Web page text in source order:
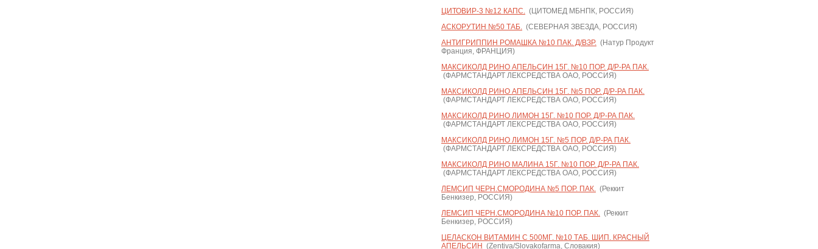
ЦИТОВИР-3 №12 КАПС. (ЦИТОМЕД МБНПК, РОССИЯ)
АСКОРУТИН №50 ТАБ. (СЕВЕРНАЯ ЗВЕЗДА, РОССИЯ)
АНТИГРИППИН РОМАШКА №10 ПАК. Д/ВЗР. (Натур Продукт
Франция, ФРАНЦИЯ)
МАКСИКОЛД РИНО АПЕЛЬСИН 15Г. №10 ПОР. Д/Р-РА ПАК.
(ФАРМСТАНДАРТ ЛЕКСРЕДСТВА ОАО, РОССИЯ)
МАКСИКОЛД РИНО АПЕЛЬСИН 15Г. №5 ПОР. Д/Р-РА ПАК.
(ФАРМСТАНДАРТ ЛЕКСРЕДСТВА ОАО, РОССИЯ)
МАКСИКОЛД РИНО ЛИМОН 15Г. №10 ПОР. Д/Р-РА ПАК.
(ФАРМСТАНДАРТ ЛЕКСРЕДСТВА ОАО, РОССИЯ)
МАКСИКОЛД РИНО ЛИМОН 15Г. №5 ПОР. Д/Р-РА ПАК.
(ФАРМСТАНДАРТ ЛЕКСРЕДСТВА ОАО, РОССИЯ)
МАКСИКОЛД РИНО МАЛИНА 15Г. №10 ПОР. Д/Р-РА ПАК.
(ФАРМСТАНДАРТ ЛЕКСРЕДСТВА ОАО, РОССИЯ)
ЛЕМСИП ЧЕРН.СМОРОДИНА №5 ПОР. ПАК. (Реккит
Бенкизер, РОССИЯ)
ЛЕМСИП ЧЕРН.СМОРОДИНА №10 ПОР. ПАК. (Реккит
Бенкизер, РОССИЯ)
ЦЕЛАСКОН ВИТАМИН С 500МГ. №10 ТАБ. ШИП. КРАСНЫЙ
АПЕЛЬСИН (Zentiva/Slovakofarma, Словакия)